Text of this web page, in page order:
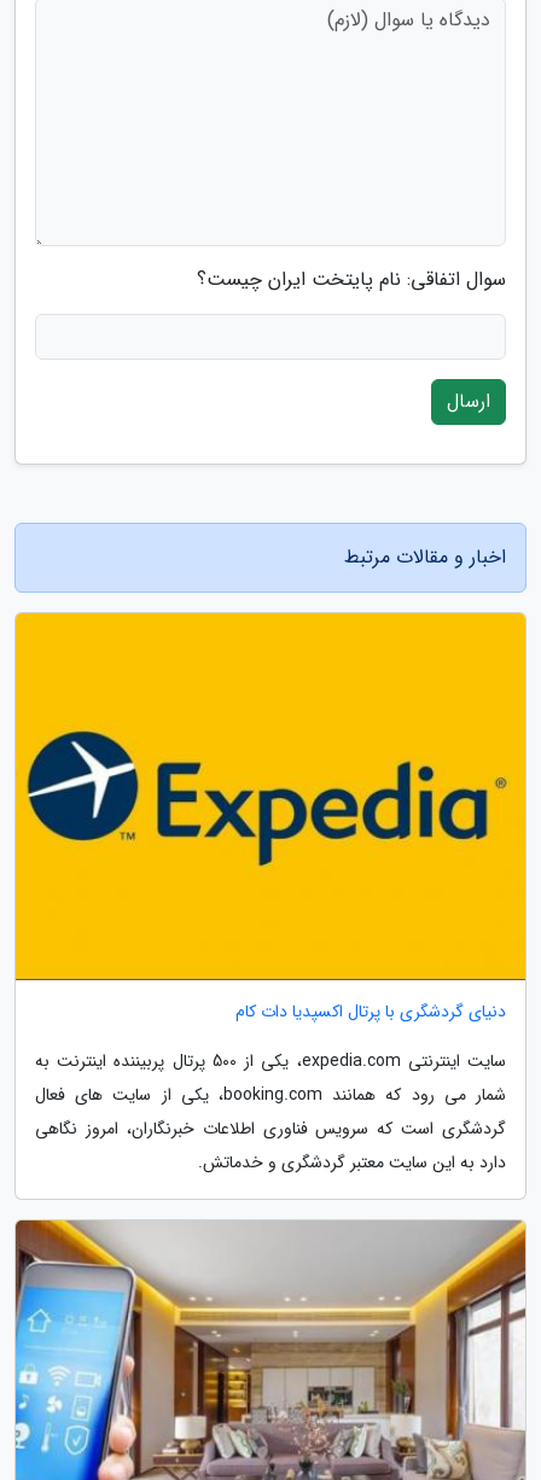
سوال اتفاقی: نام پایتخت ایران چیست؟
ارسال
اخبار و مقالات مرتبط
دنیای گردشگری با پرتال اکسپدیا دات کام
سایت اینترنتی expedia.com، یکی از 500 پرتال پربیننده اینترنت به
شمار می رود که همانند booking.com، یکی از سایت های فعال
گردشگری است که سرویس فناوری اطلاعات خبرنگاران، امروز نگاهی
دارد به این سایت معتبر گردشگری و خدماتش.